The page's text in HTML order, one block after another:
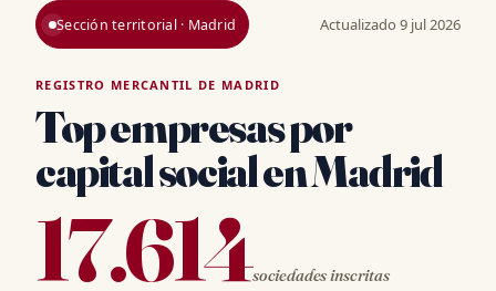
Sección territorial · Madrid Actualizado 9 jul 2026
REGISTRO MERCANTIL DE MADRID
Top empresas por
capital social en Madrid
17.614sociedades inscritas